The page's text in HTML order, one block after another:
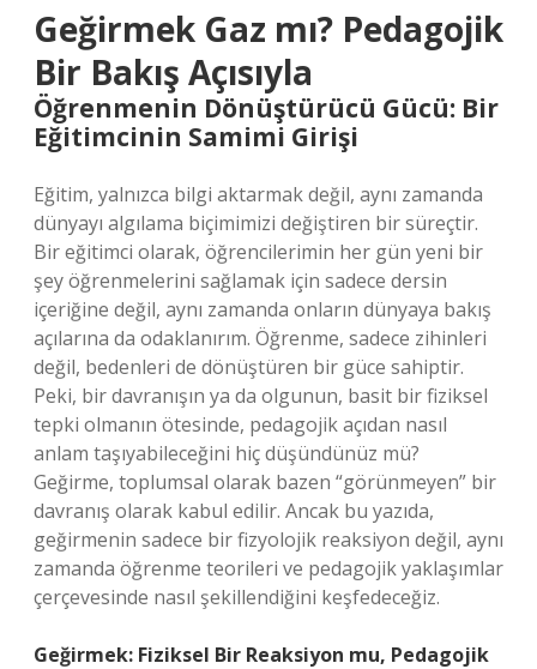
Geğirmek Gaz mı? Pedagojik
Bir Bakış Açısıyla
Öğrenmenin Dönüştürücü Gücü: Bir
Eğitimcinin Samimi Girişi
Eğitim, yalnızca bilgi aktarmak değil, aynı zamanda
dünyayı algılama biçimimizi değiştiren bir süreçtir.
Bir eğitimci olarak, öğrencilerimin her gün yeni bir
şey öğrenmelerini sağlamak için sadece dersin
içeriğine değil, aynı zamanda onların dünyaya bakış
açılarına da odaklanırım. Öğrenme, sadece zihinleri
değil, bedenleri de dönüştüren bir güce sahiptir.
Peki, bir davranışın ya da olgunun, basit bir fiziksel
tepki olmanın ötesinde, pedagojik açıdan nasıl
anlam taşıyabileceğini hiç düşündünüz mü?
Geğirme, toplumsal olarak bazen “görünmeyen” bir
davranış olarak kabul edilir. Ancak bu yazıda,
geğirmenin sadece bir fizyolojik reaksiyon değil, aynı
zamanda öğrenme teorileri ve pedagojik yaklaşımlar
çerçevesinde nasıl şekillendiğini keşfedeceğiz.
Geğirmek: Fiziksel Bir Reaksiyon mu, Pedagojik